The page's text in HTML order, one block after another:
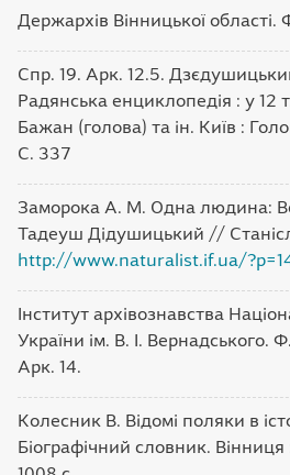
Держархів Вінницької області.
Спр. 19. Арк. 12.5.
Радянська енциклопедія : у 12
Бажан (голова) та ін. Київ :
С. 337
Заморока А. М. Одна людина:
Тадеуш Дідушицький //
http://www.naturalist.if.ua/
Інститут архівознавства
України ім. В. І. Вернадського.
Арк. 14.
Колесник В. Відомі поляки в
Біографічний словник. Вінниця